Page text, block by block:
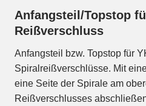
Anfangsteil/Topstop
Reißverschluss
Anfangsteil bzw. Topstop für
Spiralreißverschlüsse. Mit
eine Seite der Spirale am
Reißverschlusses